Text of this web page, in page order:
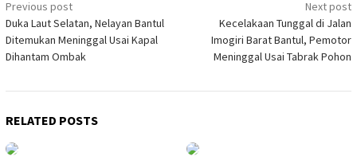
Post
navigation
Previous post
Duka Laut Selatan, Nelayan Bantul
Ditemukan Meninggal Usai Kapal
Dihantam Ombak
Next post
Kecelakaan Tunggal di Jalan
Imogiri Barat Bantul, Pemotor
Meninggal Usai Tabrak Pohon
RELATED POSTS